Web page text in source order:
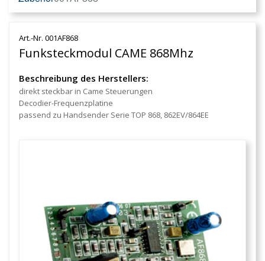
Art.-Nr. 001AF868
Funksteckmodul CAME 868Mhz
Beschreibung des Herstellers:
direkt steckbar in Came Steuerungen
Decodier-Frequenzplatine
passend zu Handsender Serie TOP 868, 862EV/864EE